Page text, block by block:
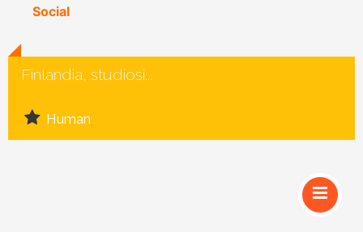
Finlandia, studiosi...
Human
Social